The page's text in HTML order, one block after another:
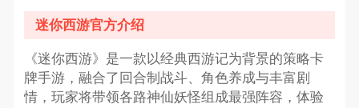
迷你西游官方介绍
《迷你西游》是一款以经典西游记为背景的策略卡
牌手游，融合了回合制战斗、角色养成与丰富剧
情，玩家将带领各路神仙妖怪组成最强阵容，体验